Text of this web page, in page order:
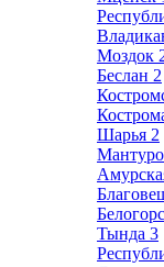
Моздок
Беслан 2
Шарья 2
Тында 3